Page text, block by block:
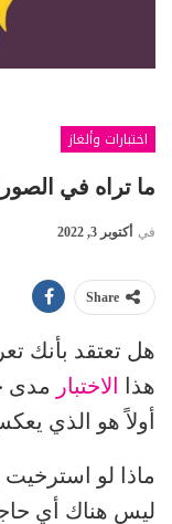
اختبارات وألغاز
ما تراه في
في أكتوبر 3, 2022
Share
هل تعتقد بأنك
هذا
الاختبار مدى
أولاً هو الذي
ماذا لو
ليس هناك أي